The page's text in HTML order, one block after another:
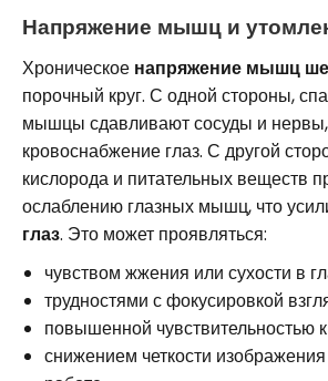
Напряжение мышц и
Хроническое напряжение мышц
порочный круг. С одной стороны,
мышцы сдавливают сосуды и
кровоснабжение глаз. С другой
кислорода и питательных веществ
ослаблению глазных мышц, что
глаз. Это может проявляться:
чувством жжения или сухости в
трудностями с фокусировкой
повышенной чувствительностью
снижением четкости